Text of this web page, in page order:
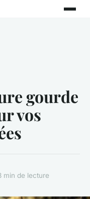
gourde
vos
min de lecture